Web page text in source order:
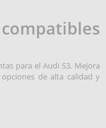
para el Audi S3. Mejora
de alta calidad y